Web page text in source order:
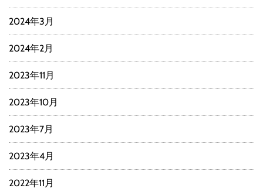
2024年3月
2024年2月
2023年11月
2023年10月
2023年7月
2023年4月
2022年11月